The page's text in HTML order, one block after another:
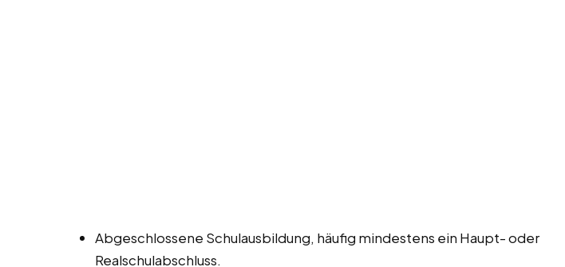
Abgeschlossene Schulausbildung, häufig mindestens ein Haupt- oder
Realschulabschluss.